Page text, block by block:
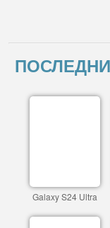
Galaxy S24 Ultra